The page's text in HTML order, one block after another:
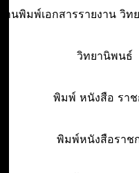
านพิมพ์เอกสารรายงาน วิท
วิทยานิพนธ์
พิมพ์ หนังสือ ราช
พิมพ์หนังสือราช